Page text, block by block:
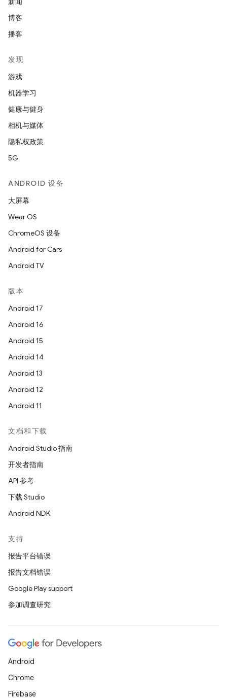
博客
播客
发现
游戏
机器学习
健康与健身
相机与媒体
隐私权政策
5G
ANDROID 设备
大屏幕
Wear OS
ChromeOS 设备
Android for Cars
Android TV
版本
Android 17
Android 16
Android 15
Android 14
Android 13
Android 12
Android 11
文档和下载
Android Studio 指南
开发者指南
API 参考
下载 Studio
Android NDK
支持
报告平台错误
报告文档错误
Google Play support
参加调查研究
Android
Chrome
Firebase